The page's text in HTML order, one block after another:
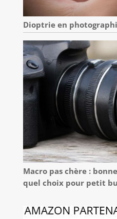
Dioptrie en
Macro pas chère :
quel choix pour petit